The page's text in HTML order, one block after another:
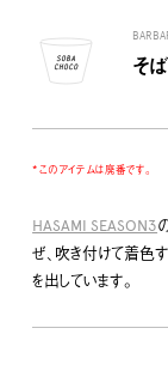
そ
* このアイテムは廃番です。
HASAMI SEASON3
ぜ、吹き付けて着色
を出しています。